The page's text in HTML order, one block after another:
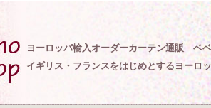
ヨーロッパ輸入オーダーカーテン通販 ベ
イギリス・フランスをはじめとするヨーロ